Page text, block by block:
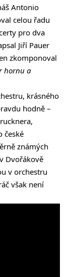
Antonio
celou řadu
pro dva
Jiří Pauer
zkomponoval
hornu a
krásného
hodně –
české
známých
Dvořákově
v orchestru
však není